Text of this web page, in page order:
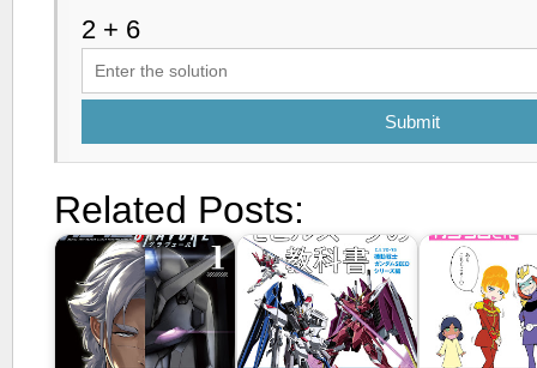
Submit
Related Posts: